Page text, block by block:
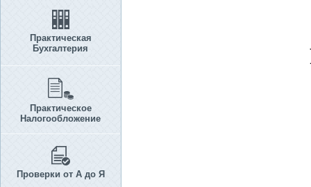
Практическая
Бухгалтерия
Практическое
Налогообложение
Проверки от А до Я